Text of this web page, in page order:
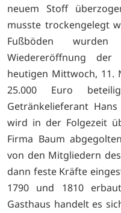
neuem Stoff
musste trockengelegt
Fußböden
Wiedereröffnung
heutigen Mittwoch, 11.
25.000 Euro
Getränkelieferant
wird in der Folgezeit
Firma Baum
von den Mitgliedern
dann feste Kräfte
1790 und 1810
Gasthaus handelt es